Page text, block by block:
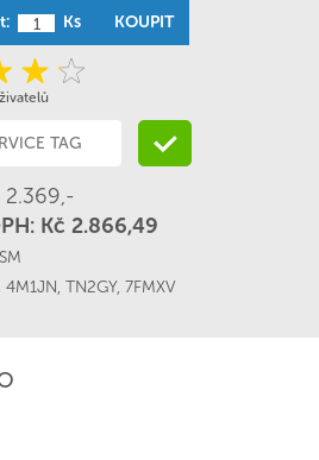
Ks KOUPIT
2.369,-
Kč 2.866,49
4M1JN, TN2GY, 7FMXV